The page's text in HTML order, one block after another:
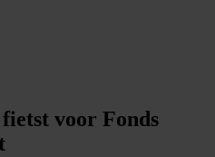
fietst voor Fonds